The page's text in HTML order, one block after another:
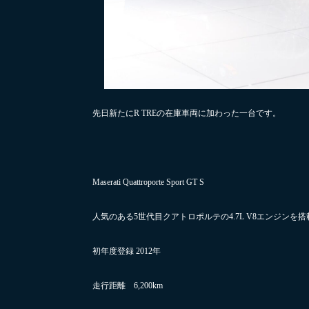
先日新たにR TREの在庫車両に加わった一台です。
Maserati Quattroporte Sport GT S
人気のある5世代目クアトロポルテの4.7L V8エンジンを
初年度登録 2012年
走行距離 6,200km